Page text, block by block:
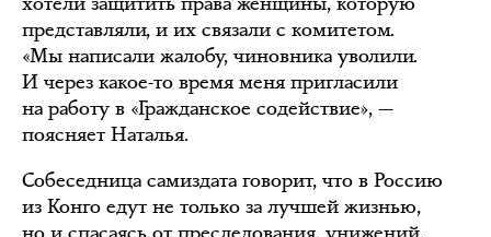
представляли, и их связали с комитетом.
«Мы написали жалобу, чиновника уволили.
И через какое-то время меня пригласили
на работу в «Гражданское содействие», —
поясняет Наталья.
Собеседница самиздата говорит, что в Россию
из Конго едут не только за лучшей жизнью,